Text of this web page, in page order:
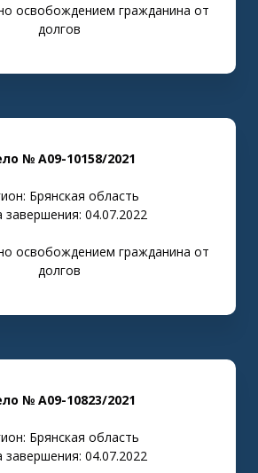
освобождением гражданина от
долгов
№ А09-10158/2021
Брянская область
завершения: 04.07.2022
освобождением гражданина от
долгов
№ А09-10823/2021
Брянская область
завершения: 04.07.2022